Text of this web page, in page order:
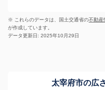
※ これらのデータは、国土交通省の不動産
が作成しています。
データ更新日: 2025年10月29日
太宰府市の広